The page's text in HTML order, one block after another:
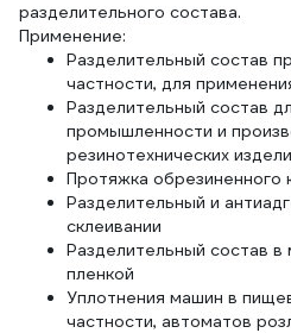
разделительного состава.
Применение:
Разделительный состав
частности, для
Разделительный состав
промышленности и
резинотехнических
Протяжка обрезиненного
Разделительный и
склеивании
Разделительный состав в
пленкой
Уплотнения машин в
частности, автоматов